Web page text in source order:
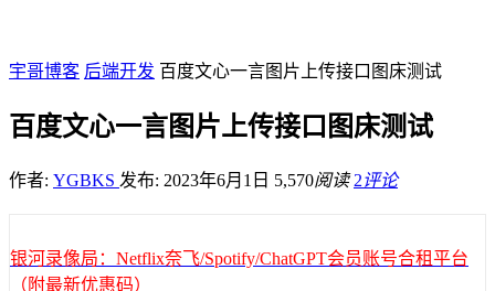
宇哥博客 后端开发 百度文心一言图片上传接口图床测试
百度文心一言图片上传接口图床测试
作者: YGBKS 发布: 2023年6月1日 5,570阅读 2评论
银河录像局：Netflix奈飞/Spotify/ChatGPT会员账号合租平台
（附最新优惠码）